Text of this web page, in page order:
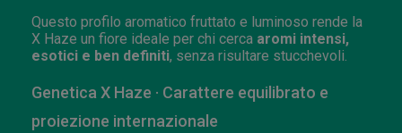
Questo profilo aromatico fruttato e luminoso rende la
X Haze un fiore ideale per chi cerca aromi intensi,
esotici e ben definiti, senza risultare stucchevoli.
Genetica X Haze · Carattere equilibrato e
proiezione internazionale